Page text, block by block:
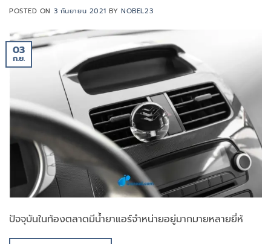
POSTED ON 3 กันยายน 2021 BYNOBEL23
03
ก.ย.
ปัจจุบันในท้องตลาดมีน้ำยาแอร์จำหน่ายอยู่มากมายหลายยี่ห้